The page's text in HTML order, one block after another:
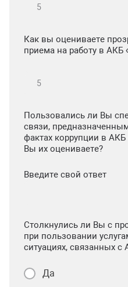
Как вы оцениваете
приема на работу в АКБ
Пользовались ли Вы
связи,
фактах коррупции в АКБ
Вы их оцениваете?
Введите свой ответ
Столкнулись ли Вы с
при пользовании
ситуациях, связанных с
Да